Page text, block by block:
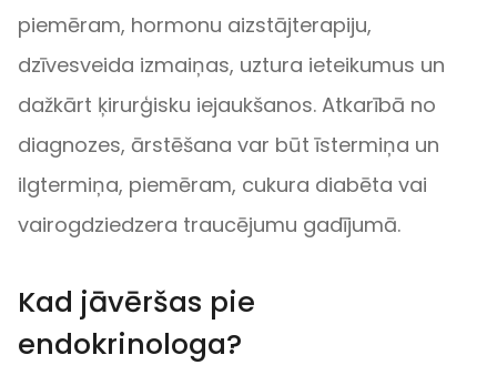
piemēram, hormonu aizstājterapiju,
dzīvesveida izmaiņas, uztura ieteikumus un
dažkārt ķirurģisku iejaukšanos. Atkarībā no
diagnozes, ārstēšana var būt īstermiņa un
ilgtermiņa, piemēram, cukura diabēta vai
vairogdziedzera traucējumu gadījumā.
Kad jāvēršas pie
endokrinologa?